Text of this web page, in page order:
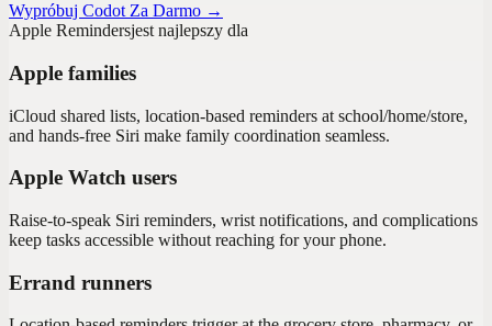
Wypróbuj Codot Za Darmo →
Apple Remindersjest najlepszy dla
Apple families
iCloud shared lists, location-based reminders at school/home/store,
and hands-free Siri make family coordination seamless.
Apple Watch users
Raise-to-speak Siri reminders, wrist notifications, and complications
keep tasks accessible without reaching for your phone.
Errand runners